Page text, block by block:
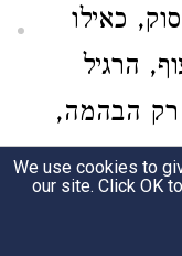
כאילו
הרגיל
רק הבהמה,
רק השרץ,
We use cookies to
our site. Click OK